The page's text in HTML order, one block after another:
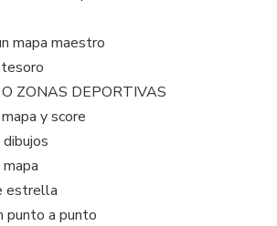
mapa maestro
ZONAS DEPORTIVAS
y score
estrella
punto a punto